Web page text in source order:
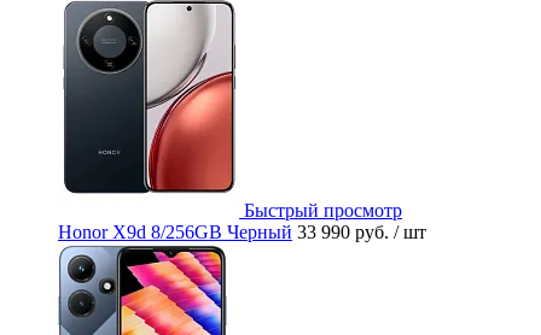
Быстрый просмотр
Honor X9d 8/256GB Черный 33 990 руб. / шт